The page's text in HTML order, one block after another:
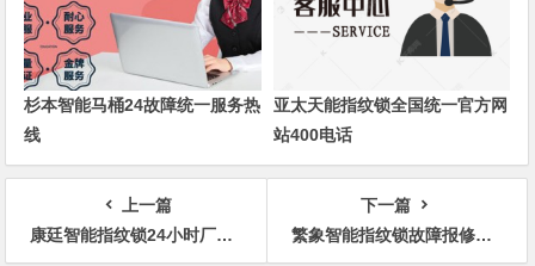
杉本智能马桶24故障统一服务热
线
亚太天能指纹锁全国统一官方网
站400电话
上一篇
康廷智能指纹锁24小时厂家全国维修电话
下一篇
繁象智能指纹锁故障报修服务维修电话